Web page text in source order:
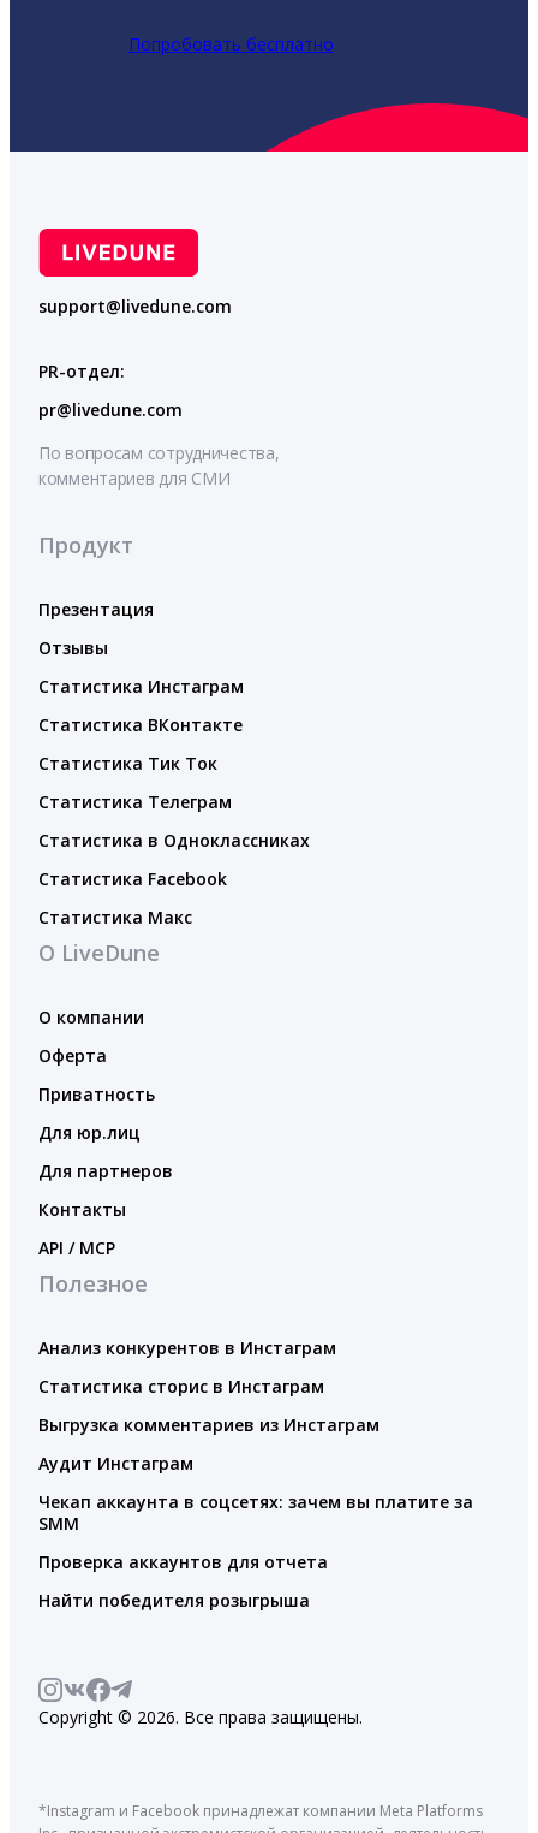
Попробовать бесплатно
support@livedune.com
PR-отдел:
pr@livedune.com
По вопросам сотрудничества,
комментариев для СМИ
Продукт
Презентация
Отзывы
Статистика Инстаграм
Статистика ВКонтакте
Статистика Тик Ток
Статистика Телеграм
Статистика в Одноклассниках
Статистика Facebook
Статистика Макс
О LiveDune
О компании
Оферта
Приватность
Для юр.лиц
Для партнеров
Контакты
API / MCP
Полезное
Анализ конкурентов в Инстаграм
Статистика сторис в Инстаграм
Выгрузка комментариев из Инстаграм
Аудит Инстаграм
Чекап аккаунта в соцсетях: зачем вы платите за
SMM
Проверка аккаунтов для отчета
Найти победителя розыгрыша
Copyright © 2026. Все права защищены.
*Instagram и Facebook принадлежат компании Meta Platforms